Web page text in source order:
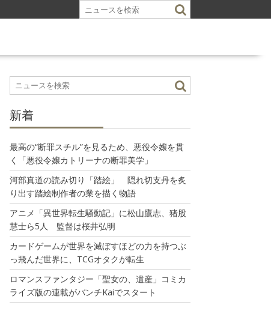
新着
最高の“断罪スチル”を見るため、悪役令嬢を貫
く「悪役令嬢カトリーナの断罪美学」
河部真道の読み切り「踏絵」 隠れ切支丹を炙
り出す踏絵制作者の業を描く物語
アニメ「異世界転生騒動記」に松山鷹志、猪股
慧士ら5人 監督は桜井弘明
カードゲームが世界を滅ぼすほどの力を持つぶ
っ飛んだ世界に、TCGオタクが転生
ロマンスファンタジー「聖女の、遺産」コミカ
ライズ版の連載がバンチKaiでスタート